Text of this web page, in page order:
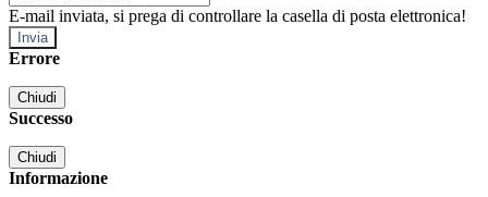
E-mail inviata, si prega di controllare la casella di posta elettronica!
Errore
Chiudi
Successo
Chiudi
Informazione